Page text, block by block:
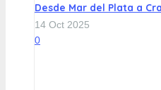
Desde Mar del Plata a
14 Oct 2025
0